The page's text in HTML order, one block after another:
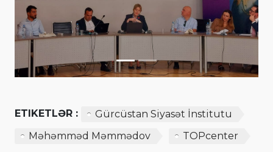
ETIKETLƏR :
Gürcüstan Siyasət İnstitutu
Məhəmməd Məmmədov
TOPcenter